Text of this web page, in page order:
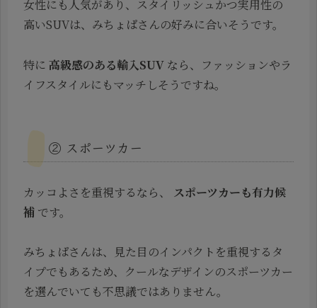
女性にも人気があり、スタイリッシュかつ実用性の
高いSUVは、みちょぱさんの好みに合いそうです。
特に 高級感のある輸入SUV なら、ファッションやラ
イフスタイルにもマッチしそうですね。
② スポーツカー
カッコよさを重視するなら、 スポーツカーも有力候
補 です。
みちょぱさんは、見た目のインパクトを重視するタ
イプでもあるため、クールなデザインのスポーツカー
を選んでいても不思議ではありません。